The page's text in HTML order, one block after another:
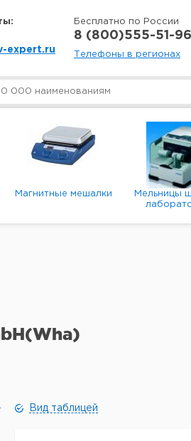
expert.ru
Бесплатно по России
8 (800)555-51-96
Телефоны в регионах
Магнитные мешалки
Мельницы
Вид таблицей